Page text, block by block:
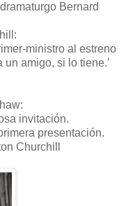
Bernard
ministro al estreno
amigo, si lo tiene.’
invitación.
presentación.
Churchill